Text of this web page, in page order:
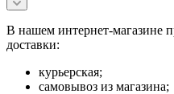
В нашем интернет-магазине
доставки:
курьерская;
самовывоз из магазина;